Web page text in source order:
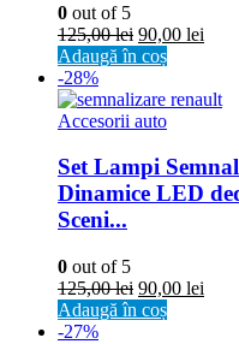
0 out of 5
125,00lei 90,00 lei
Adaugă în coș
-28%
Accesorii auto
Set Lampi
Dinamice LED
Sceni...
0 out of 5
125,00lei 90,00 lei
Adaugă în coș
-27%